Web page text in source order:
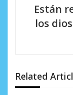
d
Están
los
Related